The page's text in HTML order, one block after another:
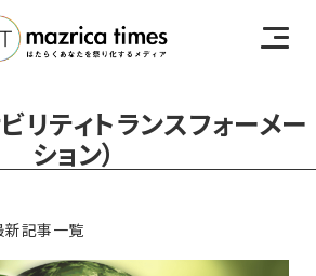
リティトランスフォーメー
ション）
新記事一覧